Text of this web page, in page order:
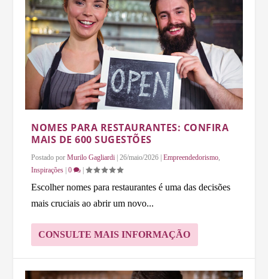
NOMES PARA RESTAURANTES: CONFIRA
MAIS DE 600 SUGESTÕES
Postado porMurilo Gagliardi |26/maio/2026 |Empreendedorismo,
Inspirações |0 |
Escolher nomes para restaurantes é uma das decisões
mais cruciais ao abrir um novo...
CONSULTE MAIS INFORMAÇÃO